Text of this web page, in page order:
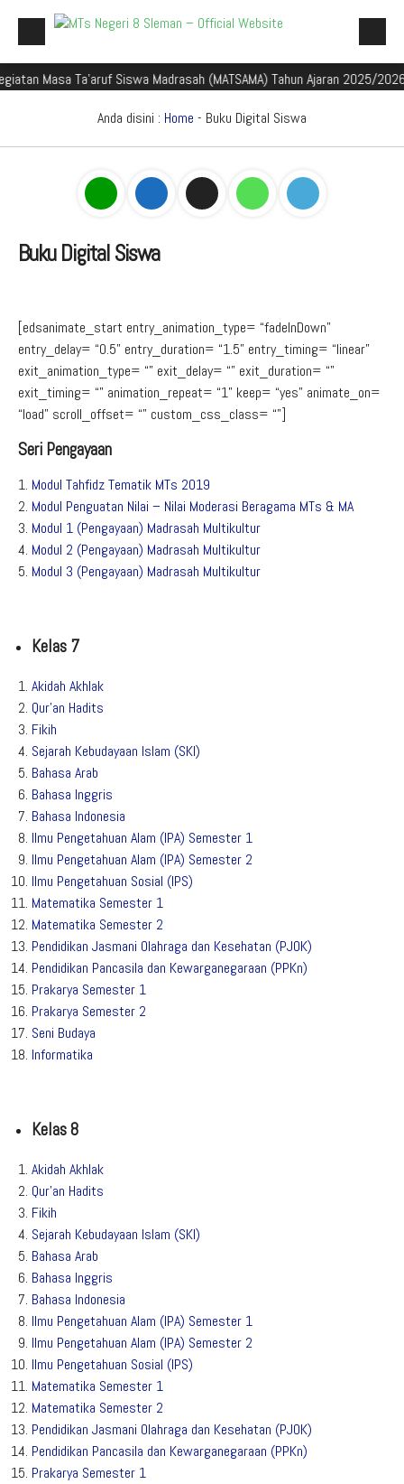
Beranda
Profil Madrasah
Akademik
PMBM
Zona Integritas
PPID
Ta'aruf Siswa Madrasah (MATSAMA) Tahun Ajaran 2025/2026
Anda disini : Home - Buku Digital Siswa
Buku Digital Siswa
[edsanimate_start entry_animation_type= “fadeInDown”
entry_delay= “0.5” entry_duration= “1.5” entry_timing= “linear”
exit_animation_type= “” exit_delay= “” exit_duration= “”
exit_timing= “” animation_repeat= “1” keep= “yes” animate_on=
“load” scroll_offset= “” custom_css_class= “”]
Seri Pengayaan
Modul Tahfidz Tematik MTs 2019
Modul Penguatan Nilai – Nilai Moderasi Beragama MTs & MA
Modul 1 (Pengayaan) Madrasah Multikultur
Modul 2 (Pengayaan) Madrasah Multikultur
Modul 3 (Pengayaan) Madrasah Multikultur
Kelas 7
Akidah Akhlak
Qur’an Hadits
Fikih
Sejarah Kebudayaan Islam (SKI)
Bahasa Arab
Bahasa Inggris
Bahasa Indonesia
Ilmu Pengetahuan Alam (IPA) Semester 1
Ilmu Pengetahuan Alam (IPA) Semester 2
Ilmu Pengetahuan Sosial (IPS)
Matematika Semester 1
Matematika Semester 2
Pendidikan Jasmani Olahraga dan Kesehatan (PJOK)
Pendidikan Pancasila dan Kewarganegaraan (PPKn)
Prakarya Semester 1
Prakarya Semester 2
Seni Budaya
Informatika
Kelas 8
Akidah Akhlak
Qur’an Hadits
Fikih
Sejarah Kebudayaan Islam (SKI)
Bahasa Arab
Bahasa Inggris
Bahasa Indonesia
Ilmu Pengetahuan Alam (IPA) Semester 1
Ilmu Pengetahuan Alam (IPA) Semester 2
Ilmu Pengetahuan Sosial (IPS)
Matematika Semester 1
Matematika Semester 2
Pendidikan Jasmani Olahraga dan Kesehatan (PJOK)
Pendidikan Pancasila dan Kewarganegaraan (PPKn)
Prakarya Semester 1